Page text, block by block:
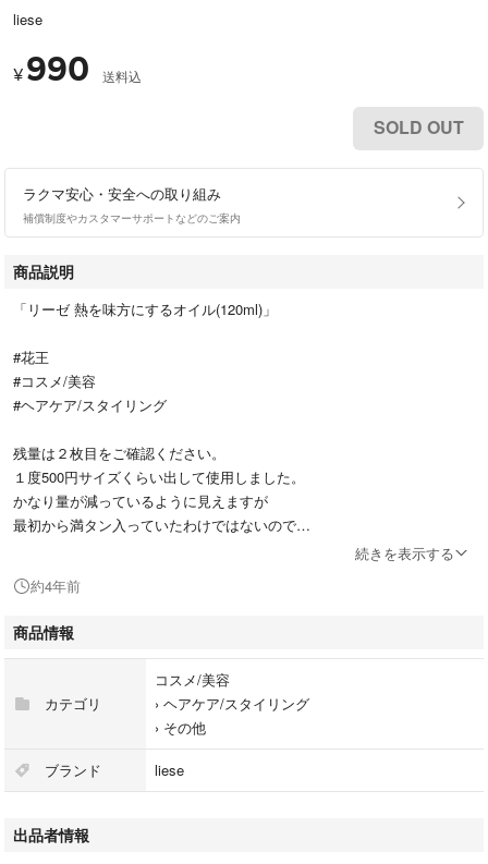
liese
¥ 990 送料込
SOLD OUT
ラクマ安心・安全への取り組み
補償制度やカスタマーサポートなどのご案内
商品説明
「リーゼ 熱を味方にするオイル(120ml)」
#花王
#コスメ/美容
#ヘアケア/スタイリング
残量は２枚目をご確認ください。
１度500円サイズくらい出して使用しました。
かなり量が減っているように見えますが
最初から満タン入っていたわけではないので
お値下げ不可
続きを表示する
約4年前
商品情報
カテゴリ
コスメ/美容
› ヘアケア/スタイリング
› その他
ブランド liese
出品者情報